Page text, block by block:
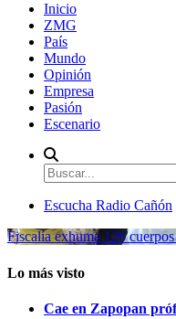
Inicio
ZMG
País
Mundo
Opinión
Empresa
Pasión
Escenario
Escucha Radio Cañón
Fiscalía exhuma 126
Lo más visto
Cae en Zapopan